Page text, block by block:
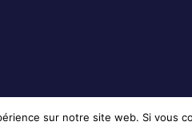
sur notre site web. Si vous